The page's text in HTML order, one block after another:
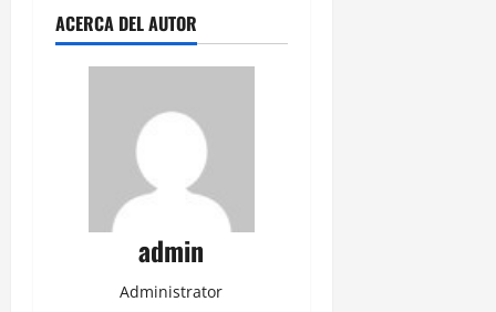
ACERCA DEL AUTOR
admin
Administrator